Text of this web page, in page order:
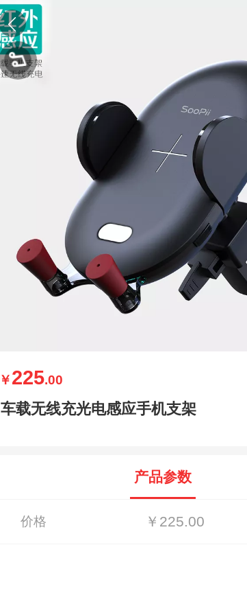
￥225.00
车载无线充光电感应手机支架
产品参数
价格 ￥225.00